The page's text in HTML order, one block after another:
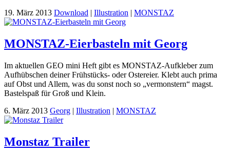
19. März 2013 Download | Illustration | MONSTAZ
MONSTAZ-Eierbasteln mit Georg
Im aktuellen GEO mini Heft gibt es MONSTAZ-Aufkleber zum
Aufhübschen deiner Frühstücks- oder Ostereier. Klebt auch prima
auf Obst und Allem, was du sonst noch so „vermonstern“ magst.
Bastelspaß für Groß und Klein.
6. März 2013 Georg | Illustration | MONSTAZ
Monstaz Trailer